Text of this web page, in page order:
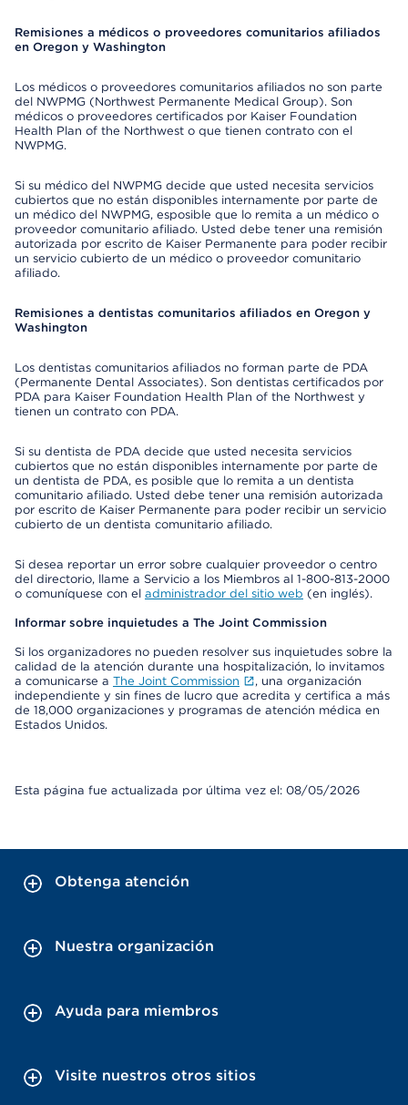
Remisiones a médicos o proveedores comunitarios afiliados
en Oregon y Washington
Los médicos o proveedores comunitarios afiliados no son parte
del NWPMG (Northwest Permanente Medical Group). Son
médicos o proveedores certificados por Kaiser Foundation
Health Plan of the Northwest o que tienen contrato con el
NWPMG.
Si su médico del NWPMG decide que usted necesita servicios
cubiertos que no están disponibles internamente por parte de
un médico del NWPMG, esposible que lo remita a un médico o
proveedor comunitario afiliado. Usted debe tener una remisión
autorizada por escrito de Kaiser Permanente para poder recibir
un servicio cubierto de un médico o proveedor comunitario
afiliado.
Remisiones a dentistas comunitarios afiliados en Oregon y
Washington
Los dentistas comunitarios afiliados no forman parte de PDA
(Permanente Dental Associates). Son dentistas certificados por
PDA para Kaiser Foundation Health Plan of the Northwest y
tienen un contrato con PDA.
Si su dentista de PDA decide que usted necesita servicios
cubiertos que no están disponibles internamente por parte de
un dentista de PDA, es posible que lo remita a un dentista
comunitario afiliado. Usted debe tener una remisión autorizada
por escrito de Kaiser Permanente para poder recibir un servicio
cubierto de un dentista comunitario afiliado.
Si desea reportar un error sobre cualquier proveedor o centro
del directorio, llame a Servicio a los Miembros al 1-800-813-2000
o comuníquese con el administrador del sitio web (en inglés).
Informar sobre inquietudes a The Joint Commission
Si los organizadores no pueden resolver sus inquietudes sobre la
calidad de la atención durante una hospitalización, lo invitamos
a comunicarse a The Joint Commission
, una organización
independiente y sin fines de lucro que acredita y certifica a más
de 18,000 organizaciones y programas de atención médica en
Estados Unidos.
Esta página fue actualizada por última vez el: 08/05/2026
Obtenga atención
Nuestra organización
Ayuda para miembros
Visite nuestros otros sitios